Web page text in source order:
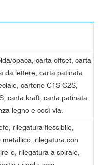
opaca, carta offset, carta
da lettere, carta patinata
cartone C1S C2S,
carta kraft, carta patinata
legno e così via.
rilegatura flessibile,
metallico, rilegatura con
o, rilegatura a spirale,